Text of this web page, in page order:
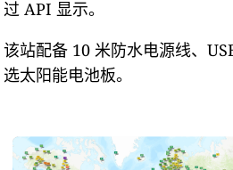
过 API 显示。
该站配备 10 米防水电源线、
选太阳能电池板。